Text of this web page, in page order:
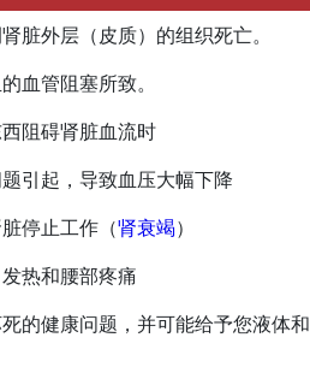
脏外层（皮质）的组织死亡。
血管阻塞所致。
阻碍肾脏血流时
引起，导致血压大幅下降
停止工作（肾衰竭）
热和腰部疼痛
的健康问题，并可能给予您液体和